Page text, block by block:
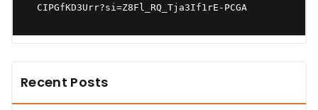
CIPGfKD3Urr?si=Z8Fl_RQ_Tja3If1rE-PCGA
Recent Posts